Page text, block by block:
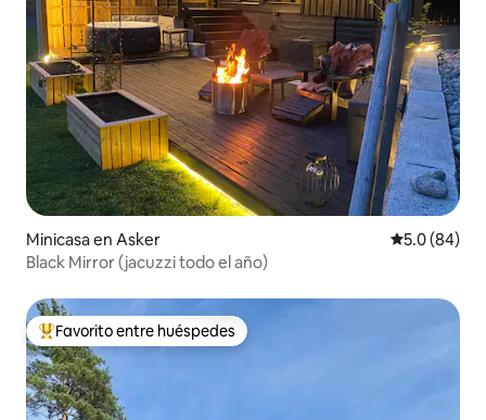
Minicasa en Asker Calificación
5.0 (84)
Black Mirror (jacuzzi todo el año)
Favorito entre huéspedes preferido
Favorito entre huéspedes